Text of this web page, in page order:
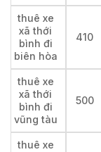
thuê xe
xã thới
bình đi
biên hòa
410
thuê xe
xã thới
bình đi
vũng tàu
500
thuê xe